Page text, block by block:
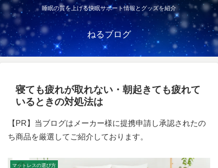
睡眠の質を上げる快眠サポート情報とグッズを紹介
ねるブログ
寝ても疲れが取れない・朝起きても疲れて
いるときの対処法は
【PR】当ブログはメーカー様に提携申請し承認されたの
ち商品を厳選してご紹介しております。
マットレスの選び方